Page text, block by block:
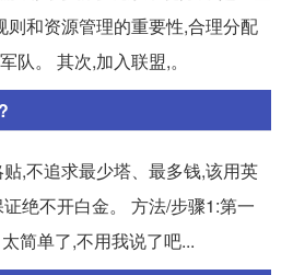
则和资源管理的重要性,合理分配
队。 其次,加入联盟,。
,不追求最少塔、最多钱,该用英
绝不开白金。 方法/步骤1:第一
简单了,不用我说了吧...